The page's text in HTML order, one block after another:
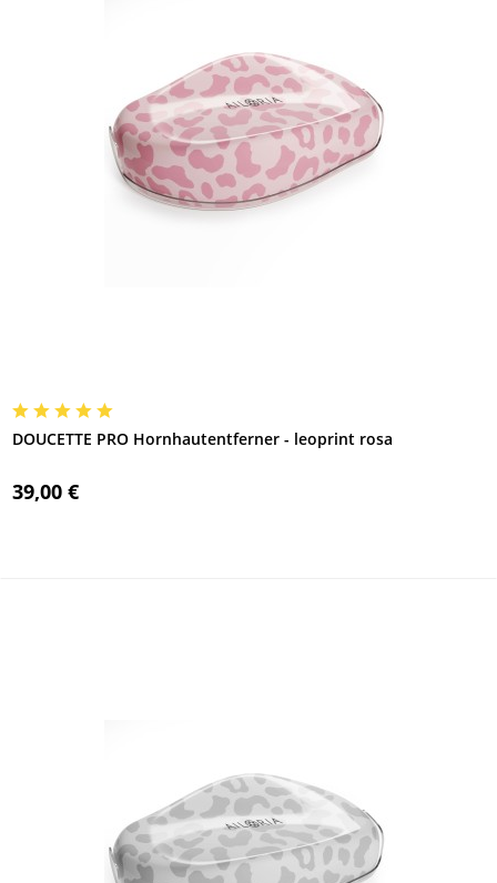
DOUCETTE PRO Hornhautentferner - leoprint rosa
39,00 €